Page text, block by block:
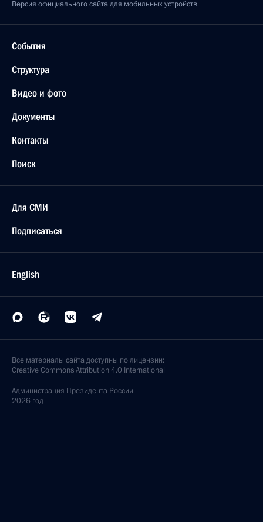
Версия официального сайта для мобильных устройств
События
Структура
Видео и фото
Документы
Контакты
Поиск
Для СМИ
Подписаться
English
Все материалы сайта доступны по лицензии:
Creative Commons Attribution 4.0 International
Администрация Президента России
2026 год